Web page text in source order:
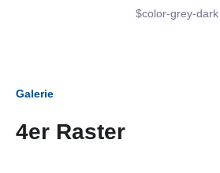
$color-grey-dark
Galerie
4er Raster